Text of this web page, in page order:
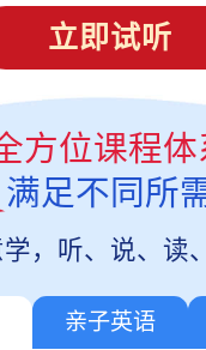
立即试听
方位课程体
满足不同所
，听、说、读
亲子英语